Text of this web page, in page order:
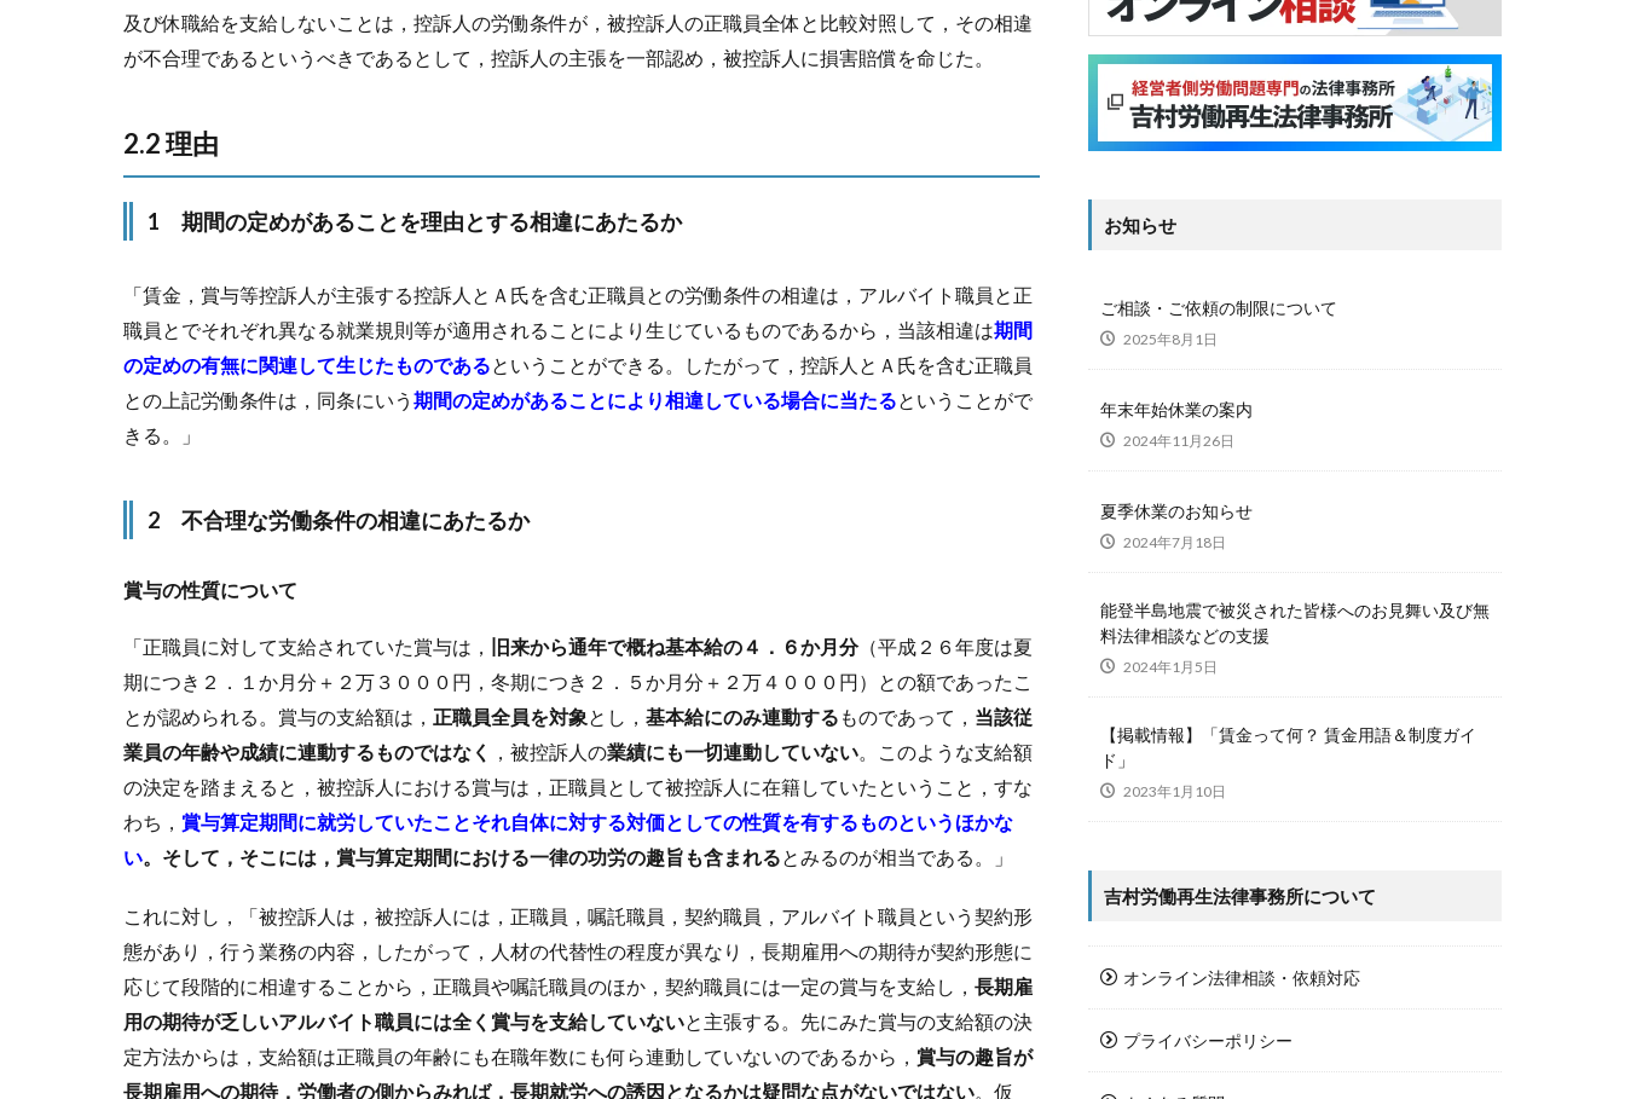
及び休職給を支給しないことは，控訴人の労働条件が，被控訴人の正職員全体と比較対照して，その相違
が不合理であるというべきであるとして，控訴人の主張を一部認め，被控訴人に損害賠償を命じた。
2.2 理由
1 期間の定めがあることを理由とする相違にあたるか
「賃金，賞与等控訴人が主張する控訴人とＡ氏を含む正職員との労働条件の相違は，アルバイト職員と正
職員とでそれぞれ異なる就業規則等が適用されることにより生じているものであるから，当該相違は期間
の定めの有無に関連して生じたものである ということができる。したがって，控訴人とＡ氏を含む正職員
との上記労働条件は，同条にいう 期間の定めがあることにより相違している場合に当たる ということがで
きる。」
2 不合理な労働条件の相違にあたるか
賞与の性質について
「正職員に対して支給されていた賞与は， 旧来から通年で概ね基本給の４．６か月分（平成２６年度は夏
期につき２．１か月分＋２万３０００円，冬期につき２．５か月分＋２万４０００円）との額であったこ
とが認められる。賞与の支給額は， 正職員全員を対象 とし， 基本給にのみ連動する ものであって， 当該従
業員の年齢や成績に連動するものではなく
，被控訴人の業績にも一切連動していない 。このような支給額
の決定を踏まえると，被控訴人における賞与は，正職員として被控訴人に在籍していたということ，すな
わち， 賞与算定期間に就労していたことそれ自体に対する対価としての性質を有するものというほかな
い。そして，そこには，賞与算定期間における一律の功労の趣旨も含まれる とみるのが相当である。」
これに対し，「被控訴人は，被控訴人には，正職員，嘱託職員，契約職員，アルバイト職員という契約形
態があり，行う業務の内容，したがって，人材の代替性の程度が異なり，長期雇用への期待が契約形態に
応じて段階的に相違することから，正職員や嘱託職員のほか，契約職員には一定の賞与を支給し， 長期雇
用の期待が乏しいアルバイト職員には全く賞与を支給していないと主張する。先にみた賞与の支給額の決
定方法からは，支給額は正職員の年齢にも在職年数にも何ら連動していないのであるから， 賞与の趣旨が
長期雇用への期待，労働者の側からみれば，長期就労への誘因となるかは疑問な点がないではない 。仮
お知らせ
ご相談・ご依頼の制限について
2025年8月1日
年末年始休業の案内
2024年11月26日
夏季休業のお知らせ
2024年7月18日
能登半島地震で被災された皆様へのお見舞い及び無
料法律相談などの支援
2024年1月5日
【掲載情報】「賃金って何？ 賃金用語＆制度ガイ
ド」
2023年1月10日
吉村労働再生法律事務所について
オンライン法律相談・依頼対応
プライバシーポリシー